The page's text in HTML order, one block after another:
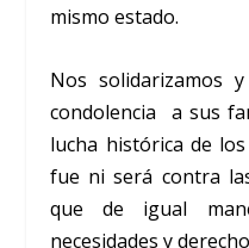
mismo estado.
Nos solidarizamos
condolencia a sus
lucha histórica de
fue ni será contra
que de igual
necesidades y